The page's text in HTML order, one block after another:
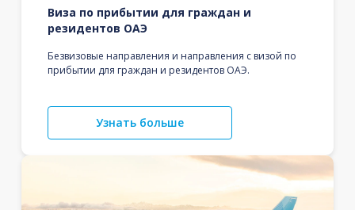
Виза по прибытии для граждан и
резидентов ОАЭ
Безвизовые направления и направления с визой по
прибытии для граждан и резидентов ОАЭ.
Узнать больше